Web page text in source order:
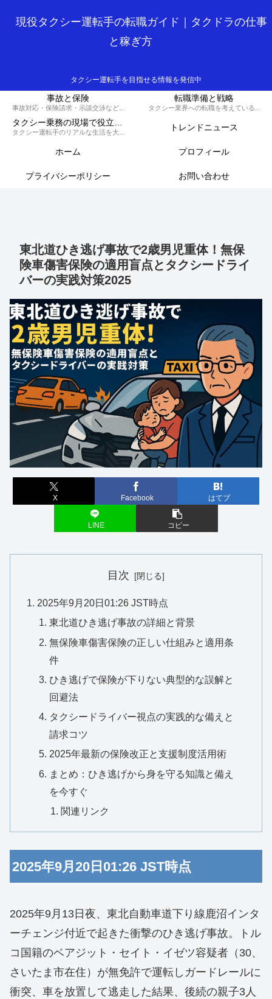
現役タクシー運転手の転職ガイド｜タクドラの仕事
と稼ぎ方
タクシー運転手を目指せる情報を発信中
事故と保険
事故対応・保険請求・示談交渉など、損しないための知識と対策を解説するカテゴリです。
転職準備と戦略
タクシー業界への転職を考えている方へ、履歴書の書き方や面接対策、必要な資格など、スムーズに転職を成功させるための戦略を解説します。
タクシー乗務の現場で役立つ実務集
タクシー運転手のリアルな生活を大公開！70歳現役ドライバーの晩御飯から転職のコツ、稼ぐノウハウ、トラブル回避術、外国人対応まで、タクシードライバーのライフスタイルをまるっとお届けします。 トレンドニュース
ホーム プロフィール
プライバシーポリシー お問い合わせ
東北道ひき逃げ事故で2歳男児重体！無保
険車傷害保険の適用盲点とタクシードライ
バーの実践対策2025
X Facebook はてブ
LINE コピー
目次
2025年9月20日01:26 JST時点
東北道ひき逃げ事故の詳細と背景
無保険車傷害保険の正しい仕組みと適用条
件
ひき逃げで保険が下りない典型的な誤解と
回避法
タクシードライバー視点の実践的な備えと
請求コツ
2025年最新の保険改正と支援制度活用術
まとめ：ひき逃げから身を守る知識と備え
を今すぐ
関連リンク
2025年9月20日01:26 JST時点
2025年9月13日夜、東北自動車道下り線鹿沼インタ
ーチェンジ付近で起きた衝撃のひき逃げ事故。トル
コ国籍のベアジット・セイト・イゼツ容疑者（30、
さいたま市在住）が無免許で運転しガードレールに
衝突、車を放置して逃走した結果、後続の親子3人